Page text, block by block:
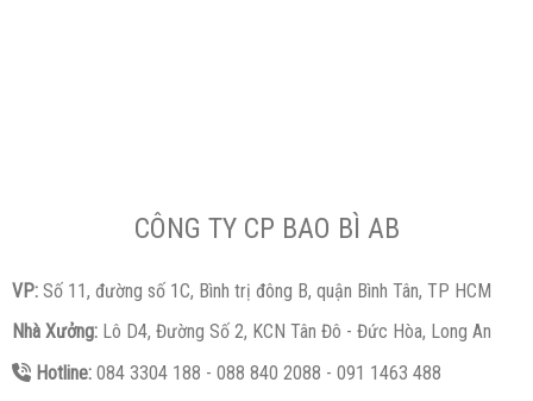
CÔNG TY CP BAO BÌ AB
VP: Số 11, đường số 1C, Bình trị đông B, quận Bình Tân, TP HCM
Nhà Xưởng: Lô D4, Đường Số 2, KCN Tân Đô - Đức Hòa, Long An
Hotline:084 3304 188 - 088 840 2088 - 091 1463 488